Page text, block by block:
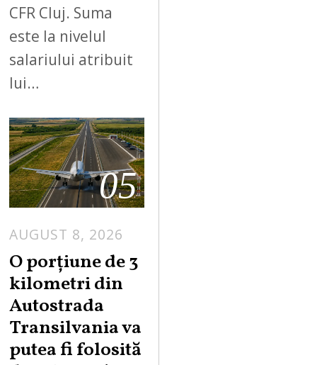
CFR Cluj. Suma
este la nivelul
salariului atribuit
lui…
05
AUGUST 8, 2026
U
G
T
8
O porțiune de 3
kilometri din
Autostrada
Transilvania va
putea fi folosită